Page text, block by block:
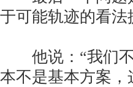
于可能轨迹的看法
他说：“我们不
本不是基本方案